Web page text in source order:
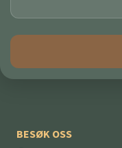
BESØK OSS